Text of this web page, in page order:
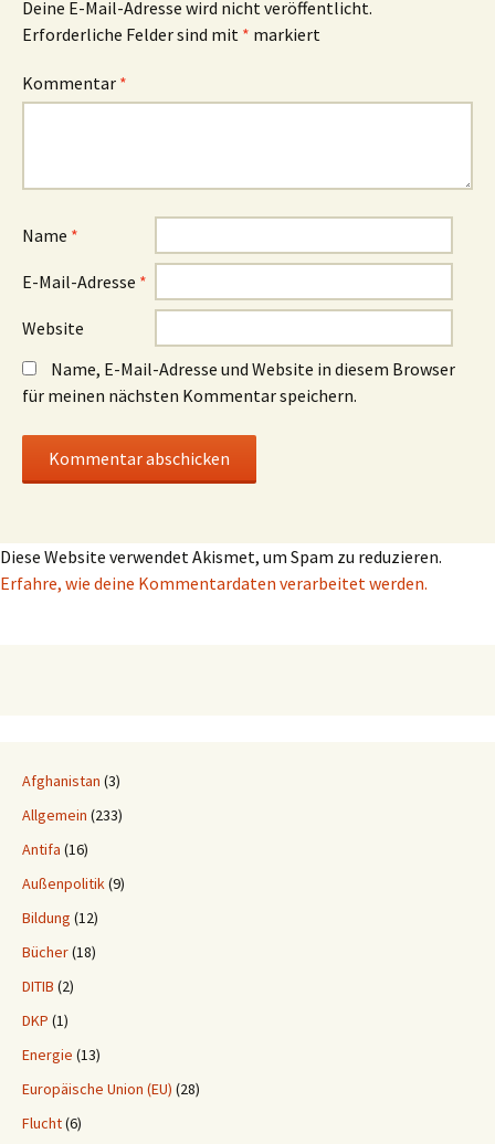
Deine E-Mail-Adresse wird nicht veröffentlicht.
Erforderliche Felder sind mit * markiert
Kommentar *
Name *
E-Mail-Adresse *
Website
Name, E-Mail-Adresse und Website in diesem Browser
für meinen nächsten Kommentar speichern.
Diese Website verwendet Akismet, um Spam zu reduzieren.
Erfahre, wie deine Kommentardaten verarbeitet werden.
Afghanistan (3)
Allgemein (233)
Antifa (16)
Außenpolitik(9)
Bildung (12)
Bücher(18)
DITIB (2)
DKP (1)
Energie (13)
Europäische Union (EU) (28)
Flucht(6)